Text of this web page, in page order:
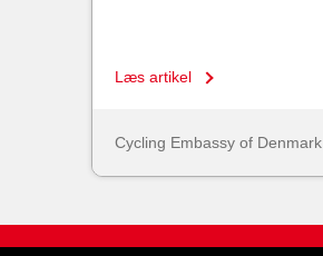
Læs artikel
Cycling Embassy of Denmark